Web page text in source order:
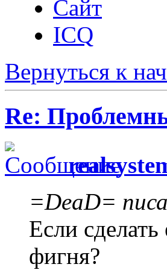
Сайт
ICQ
Вернуться к
Re:
=DeaD=
Если
фигня?